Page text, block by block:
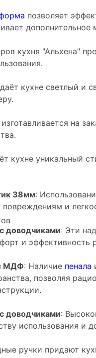
позволяет
дополнительное
кухня "Альхена"
кухне светлый и
на
кухне уникальный
38мм:
и
доводчиками: Эти
и эффективность
МДФ: Наличие пенала
позволяя
доводчиками:
использования и
ручки придают